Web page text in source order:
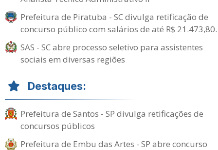
Prefeitura de Piratuba - SC divulga retificação de
concurso público com salários de até R$ 21.473,80.
SAS - SC abre processo seletivo para assistentes
sociais em diversas regiões
Destaques:
Prefeitura de Santos - SP divulga retificações de
concursos públicos
Prefeitura de Embu das Artes - SP abre concurso